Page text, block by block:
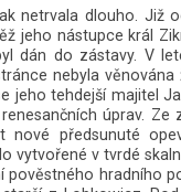
netrvala dlouho. Již
jeho nástupce král
dán do zástavy. V
nebyla
jeho tehdejší majitel
úprav.
předsunuté
vytvořené v tvrdé
pověstného hradního